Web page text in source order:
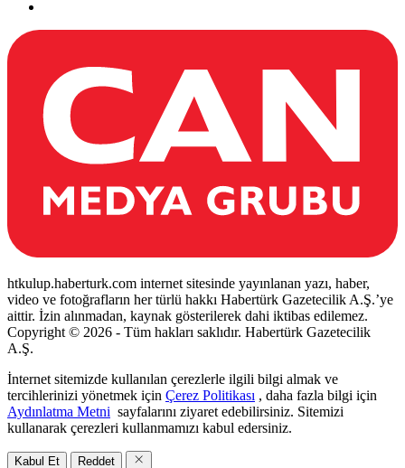
htkulup.haberturk.com internet sitesinde yayınlanan yazı, haber,
video ve fotoğrafların her türlü hakkı Habertürk Gazetecilik A.Ş.’ye
aittir. İzin alınmadan, kaynak gösterilerek dahi iktibas edilemez.
Copyright © 2026 - Tüm hakları saklıdır. Habertürk Gazetecilik
A.Ş.
İnternet sitemizde kullanılan çerezlerle ilgili bilgi almak ve
tercihlerinizi yönetmek için Çerez Politikası , daha fazla bilgi için
Aydınlatma Metni sayfalarını ziyaret edebilirsiniz. Sitemizi
kullanarak çerezleri kullanmamızı kabul edersiniz.
Kabul Et Reddet